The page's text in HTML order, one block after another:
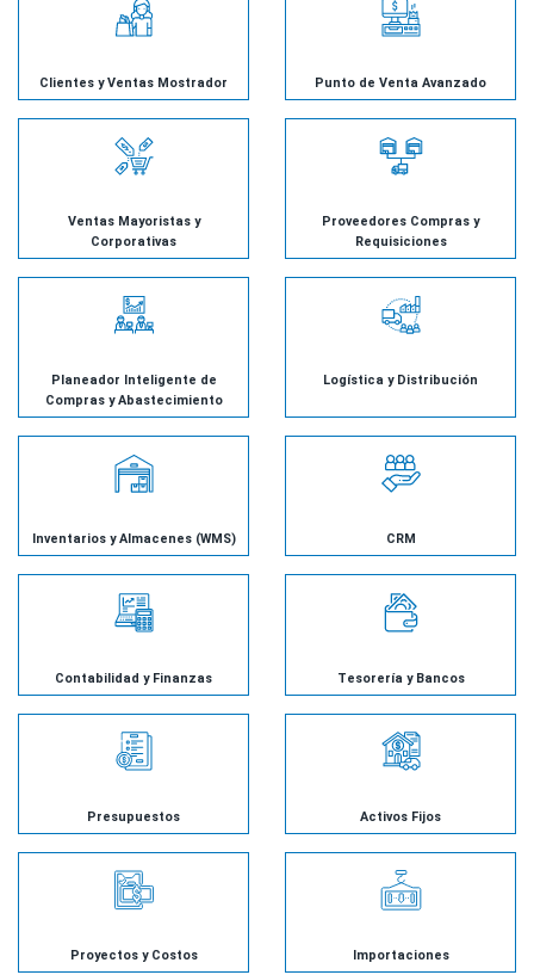
Clientes y Ventas Mostrador Punto de Venta Avanzado
Ventas Mayoristas y
Corporativas
Proveedores Compras y
Requisiciones
Planeador Inteligente de
Compras y Abastecimiento
Logística y Distribución
Inventarios y Almacenes (WMS) CRM
Contabilidad y Finanzas Tesorería y Bancos
Presupuestos Activos Fijos
Proyectos y Costos Importaciones